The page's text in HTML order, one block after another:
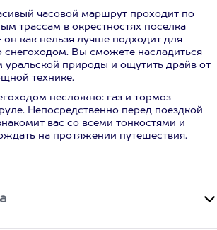
часовой маршрут проходит по
трассам в окрестностях поселка
он как нельзя лучше подходит для
снегоходом. Вы сможете насладиться
уральской природы и ощутить драйв от
технике.
несложно: газ и тормоз
Непосредственно перед поездкой
вас со всеми тонкостями и
на протяжении путешествия.